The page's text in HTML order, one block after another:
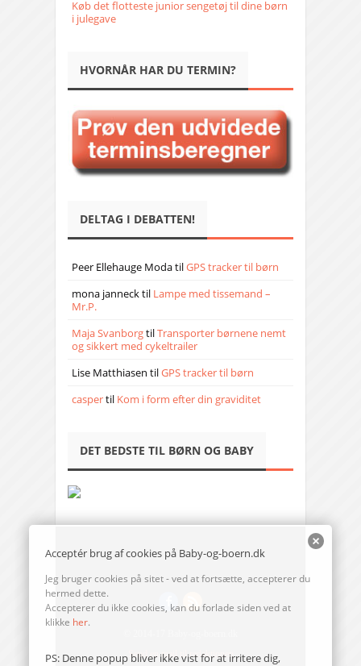
Køb det flotteste junior sengetøj til dine børn
i julegave
HVORNÅR HAR DU TERMIN?
DELTAG I DEBATTEN!
Peer Ellehauge ModatilGPS tracker til børn
mona jannecktil Lampe med tissemand –
Mr.P.
Maja SvanborgtilTransporter børnene nemt
og sikkert med cykeltrailer
Lise Matthiasen tilGPS tracker til børn
caspertil Kom i form efter din graviditet
DET BEDSTE TIL BØRN OG BABY
Send en mail til redaktionen
Acceptér brug af cookies på Baby-og-boern.dk
Jeg bruger cookies på sitet - ved at fortsætte, accepterer du
hermed dette.
Accepterer du ikke cookies, kan du forlade siden ved at
klikke her.
PS: Denne popup bliver ikke vist for at irritere dig,